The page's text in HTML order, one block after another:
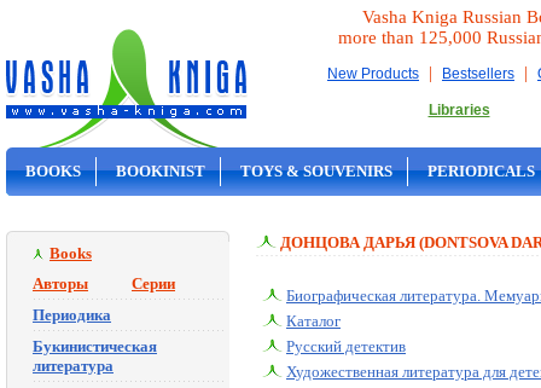
Vasha Kniga Russian
more than 125,000
New Products | Bestsellers |
Libraries
BOOKS BOOKINIST TOYS & SOUVENIRS PERIODICALS
Books
Авторы
Серии
Периодика
Букинистическая
литература
ДОНЦОВА ДАРЬЯ (DONTSOVA
Биографическая литература.
Каталог
Русский детектив
Художественная литература для